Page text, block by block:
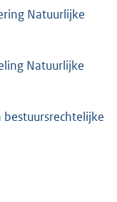
Natuurlijke
Natuurlijke